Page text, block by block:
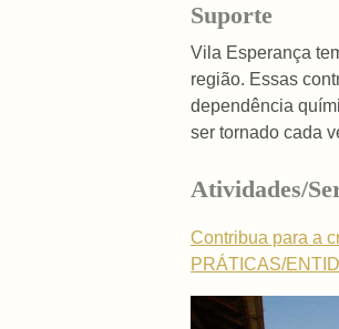
Suporte
Vila Esperança
região. Essas
dependência
ser tornado cada
Atividades/
Contribua para a
PRÁTICAS/